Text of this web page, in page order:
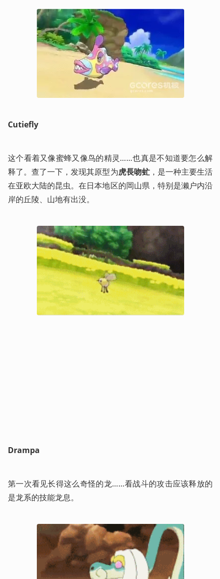
Cutiefly
这个看着又像蜜蜂又像鸟的精灵……也真是不知道要怎么解
释了。查了一下，发现其原型为虎長吻虻，是一种主要生活
在亚欧大陆的昆虫。在日本地区的岡山県，特别是濑户内沿
岸的丘陵、山地有出没。
Drampa
第一次看见长得这么奇怪的龙……看战斗的攻击应该释放的
是龙系的技能龙息。